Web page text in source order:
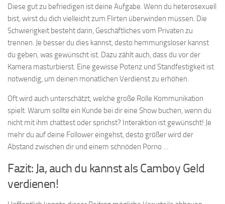
Diese gut zu befriedigen ist deine Aufgabe. Wenn du heterosexuell
bist, wirst du dich vielleicht zum Flirten überwinden müssen. Die
Schwierigkeit besteht darin, Geschäftliches vom Privaten zu
trennen. Je besser du dies kannst, desto hemmungsloser kannst
du geben, was gewünscht ist. Dazu zählt auch, dass du vor der
Kamera masturbierst. Eine gewisse Potenz und Standfestigkeit ist
notwendig, um deinen monatlichen Verdienst zu erhöhen.
Oft wird auch unterschätzt, welche große Rolle Kommunikation
spielt. Warum sollte ein Kunde bei dir eine Show buchen, wenn du
nicht mit ihm chattest oder sprichst? Interaktion ist gewünscht! Je
mehr du auf deine Follower eingehst, desto größer wird der
Abstand zwischen dir und einem schnöden Porno …
Fazit: Ja, auch du kannst als Camboy Geld
verdienen!